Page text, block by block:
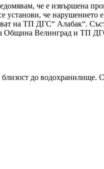
че е извършена
установи, че
на ТП ДГС“ Алабак“.
Община Велинград и ТП
до водохранилище.